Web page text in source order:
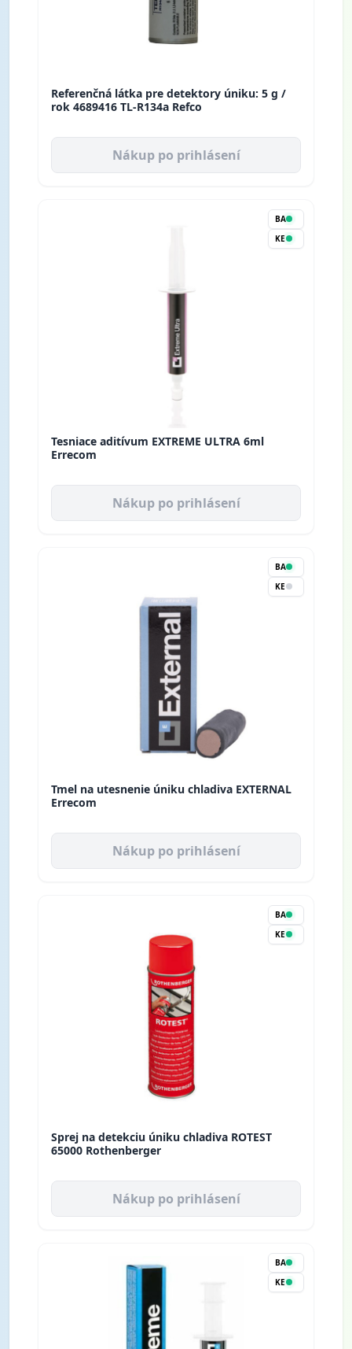
Referenčná látka pre detektory úniku: 5 g /
rok 4689416 TL-R134a Refco
Nákup po prihlásení
BA
KE
Tesniace aditívum EXTREME ULTRA 6ml
Errecom
Nákup po prihlásení
BA
KE
Tmel na utesnenie úniku chladiva EXTERNAL
Errecom
Nákup po prihlásení
BA
KE
Sprej na detekciu úniku chladiva ROTEST
65000 Rothenberger
Nákup po prihlásení
BA
KE